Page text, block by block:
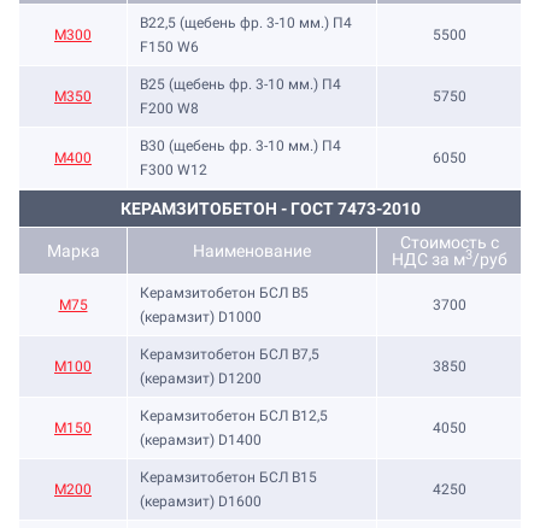
М300
B22,5 (щебень фр. 3-10 мм.) П4
F150 W6
5500
М350
B25 (щебень фр. 3-10 мм.) П4
F200 W8
5750
М400
B30 (щебень фр. 3-10 мм.) П4
F300 W12
6050
КЕРАМЗИТОБЕТОН - ГОСТ 7473-2010
Марка Наименование
Стоимость с
НДС за м3/руб
М75
Керамзитобетон БСЛ В5
(керамзит) D1000
3700
М100
Керамзитобетон БСЛ В7,5
(керамзит) D1200
3850
М150
Керамзитобетон БСЛ В12,5
(керамзит) D1400
4050
М200
Керамзитобетон БСЛ В15
(керамзит) D1600
4250